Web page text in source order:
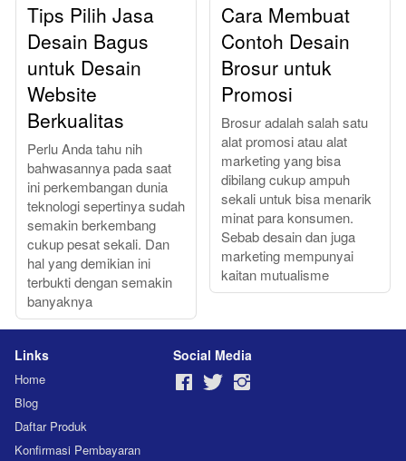
Tips Pilih Jasa
Desain Bagus
untuk Desain
Website
Berkualitas
Perlu Anda tahu nih
bahwasannya pada saat
ini perkembangan dunia
teknologi sepertinya sudah
semakin berkembang
cukup pesat sekali. Dan
hal yang demikian ini
terbukti dengan semakin
banyaknya
Cara Membuat
Contoh Desain
Brosur untuk
Promosi
Brosur adalah salah satu
alat promosi atau alat
marketing yang bisa
dibilang cukup ampuh
sekali untuk bisa menarik
minat para konsumen.
Sebab desain dan juga
marketing mempunyai
kaitan mutualisme
Links
Home
Blog
Daftar Produk
Konfirmasi Pembayaran
Social Media